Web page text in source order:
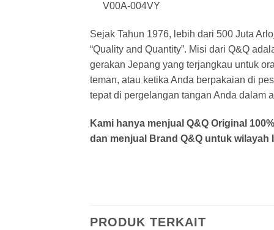
V00A-004VY
Sejak Tahun 1976, lebih dari 500 Juta
“Quality and Quantity”. Misi dari Q&Q
gerakan Jepang yang terjangkau untuk
teman, atau ketika Anda berpakaian di
tepat di pergelangan tangan Anda dalam
Kami hanya menjual Q&Q Original
dan menjual Brand Q&Q untuk
PRODUK TERKAIT